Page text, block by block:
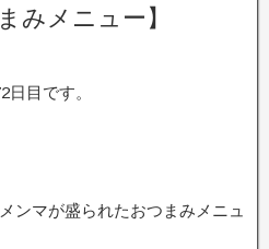
みメニュー】
目です。
ンマが盛られたおつまみメニュ